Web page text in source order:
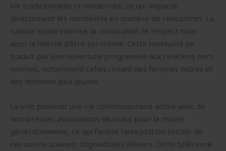
vie traditionnelle et modernité, ce qui impacte
directement les mentalités en matière de rencontres. La
culture locale valorise la convivialité, le respect mais
aussi la liberté d’être soi-même. Cette mentalité se
traduit par une ouverture progressive aux relations hors
normes, notamment celles reliant des femmes mûres et
des hommes plus jeunes.
La ville possède une vie communautaire active avec de
nombreuses associations œuvrant pour la mixité
générationnelle, ce qui facilite l’acceptation sociale de
ces unions souvent stigmatisées ailleurs. Cette tolérance